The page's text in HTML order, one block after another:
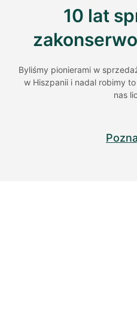
10 lat
Byliśmy pionierami w
w Hiszpanii i nadal robimy
nas